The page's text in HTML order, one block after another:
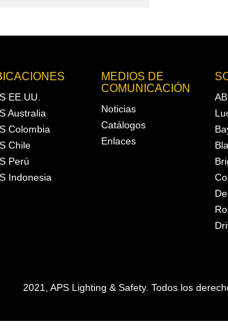
EE.UU.
Australia
Colombia
Chile
Perú
Indonesia
MEDIOS DE
COMUNICACIÓN
Noticias
Catálogos
Enlaces
2021, APS Lighting & Safety. Todos los